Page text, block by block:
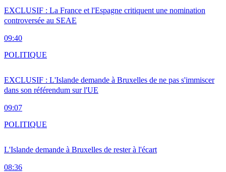
EXCLUSIF : La France et l'Espagne critiquent une nomination
controversée au SEAE
09:40
EXCLUSIF : L'Islande demande à Bruxelles de ne pas s'immiscer
dans son référendum sur l'UE
09:07
POLITIQUE
L'Islande demande à Bruxelles de rester à l'écart
08:36
POLITIQUE